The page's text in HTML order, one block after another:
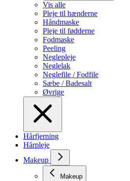
Vis alle
Pleje til hænderne
Håndmaske
Pleje til fødderne
Fodmaske
Peeling
Neglepleje
Neglelak
Neglefile / Fodfile
Sæbe / Badesalt
Øvrige
Hårfjerning
Hårpleje
Makeup
Makeup